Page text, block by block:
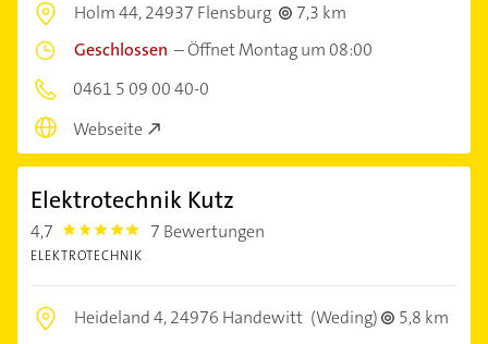
Holm 44,24937 Flensburg
7,3 km
Geschlossen –Öffnet Montag um 08:00
0461 5 09 00 40-0
Webseite
Elektrotechnik Kutz
4,7 4.7000003 7 Bewertungen
ELEKTROTECHNIK
Heideland 4,24976 Handewitt (Weding)
5,8 km